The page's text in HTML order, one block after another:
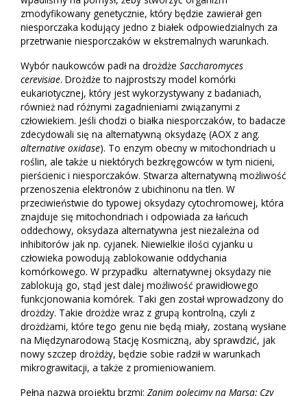
zmodyfikowany genetycznie, który będzie zawierał gen
niesporczaka kodujący jedno z białek odpowiedzialnych za
przetrwanie niesporczaków w ekstremalnych warunkach.
Wybór naukowców padł na drożdże Saccharomyces
cerevisiae. Drożdże to najprostszy model komórki
eukariotycznej, który jest wykorzystywany z badaniach,
również nad różnymi zagadnieniami związanymi z
człowiekiem. Jeśli chodzi o białka niesporczaków, to badacze
zdecydowali się na alternatywną oksydazę (AOX z ang.
alternative oxidase). To enzym obecny w mitochondriach u
roślin, ale także u niektórych bezkręgowców w tym nicieni,
pierścienic i niesporczaków. Stwarza alternatywną możliwość
przenoszenia elektronów z ubichinonu na tlen. W
przeciwieństwie do typowej oksydazy cytochromowej, która
znajduje się mitochondriach i odpowiada za łańcuch
oddechowy, oksydaza alternatywna jest niezależna od
inhibitorów jak np. cyjanek. Niewielkie ilości cyjanku u
człowieka powodują zablokowanie oddychania
komórkowego. W przypadku alternatywnej oksydazy nie
zablokują go, stąd jest dalej możliwość prawidłowego
funkcjonowania komórek. Taki gen został wprowadzony do
drożdży. Takie drożdże wraz z grupą kontrolną, czyli z
drożdżami, które tego genu nie będą miały, zostaną wysłane
na Międzynarodową Stację Kosmiczną, aby sprawdzić, jak
nowy szczep drożdży, będzie sobie radził w warunkach
mikrograwitacji, a także z promieniowaniem.
Pełna nazwa projektu brzmi: Zanim polecimy na Marsa: Czy